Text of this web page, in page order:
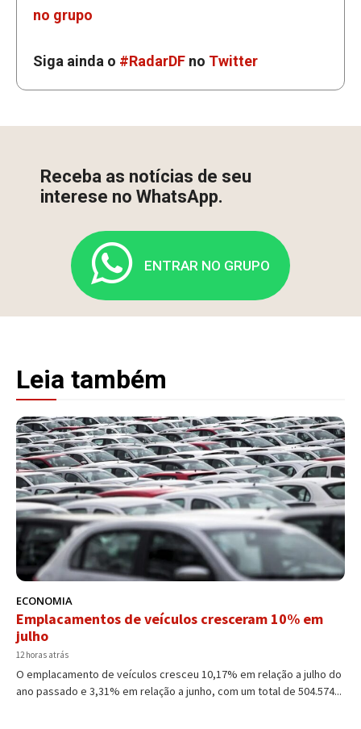
no grupo
Siga ainda o #RadarDF no Twitter
Receba as notícias de seu
interese no WhatsApp.
ENTRAR NO GRUPO
Leia também
ECONOMIA
Emplacamentos de veículos cresceram 10% em
julho
12 horas atrás
O emplacamento de veículos cresceu 10,17% em relação a julho do
ano passado e 3,31% em relação a junho, com um total de 504.574...